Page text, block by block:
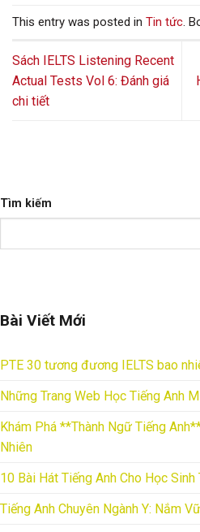
This entry was posted in Tin tức .
Sách IELTS Listening Recent
Actual Tests Vol 6: Đánh giá
chi tiết
Tìm kiếm
Bài Viết Mới
PTE 30 tương đương IELTS bao
Những Trang Web Học Tiếng Anh
Khám Phá **Thành Ngữ Tiếng
Nhiên
10 Bài Hát Tiếng Anh Cho Học Sinh
Tiếng Anh Chuyên Ngành Y: Nắm